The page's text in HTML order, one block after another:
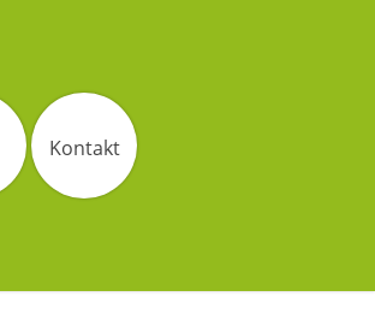
Kontakt